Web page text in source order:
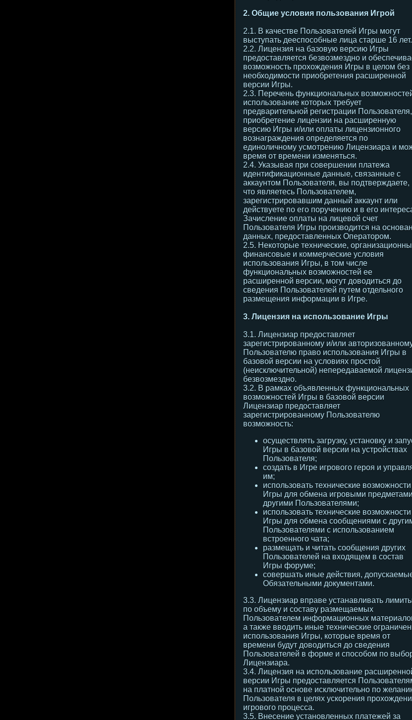
2. Общие условия пользования Игрой
2.1. В качестве Пользователей Игры могут
выступать дееспособные лица старше 16 лет.
2.2. Лицензия на базовую версию Игры
предоставляется безвозмездно и
возможность прохождения Игры в целом без
необходимости приобретения расширенной
версии Игры.
2.3. Перечень функциональных
использование которых требует
предварительной регистрации Пользователя,
приобретение лицензии на расширенную
версию Игры и/или оплаты лицензионного
вознаграждения определяется по
единоличному усмотрению Лицензиара и
время от времени изменяться.
2.4. Указывая при совершении платежа
идентификационные данные, связанные с
аккаунтом Пользователя, вы подтверждаете,
что являетесь Пользователем,
зарегистрировавшим данный аккаунт или
действуете по его поручению и в его
Зачисление оплаты на лицевой счет
Пользователя Игры производится на
данных, предоставленных Оператором.
2.5. Некоторые технические,
финансовые и коммерческие условия
использования Игры, в том числе
функциональных возможностей ее
расширенной версии, могут доводиться до
сведения Пользователей путем отдельного
размещения информации в Игре.
3. Лицензия на использование Игры
3.1. Лицензиар предоставляет
зарегистрированному и/или
Пользователю право использования Игры в
базовой версии на условиях простой
(неисключительной) непередаваемой
безвозмездно.
3.2. В рамках объявленных функциональных
возможностей Игры в базовой версии
Лицензиар предоставляет
зарегистрированному Пользователю
возможность:
осуществлять загрузку, установку и
Игры в базовой версии на устройствах
Пользователя;
создать в Игре игрового героя и
им;
использовать технические возможности
Игры для обмена игровыми
другими Пользователями;
использовать технические возможности
Игры для обмена сообщениями с
Пользователями с использованием
встроенного чата;
размещать и читать сообщения других
Пользователей на входящем в состав
Игры форуме;
совершать иные действия,
Обязательными документами.
3.3. Лицензиар вправе устанавливать
по объему и составу размещаемых
Пользователем информационных
а также вводить иные технические
использования Игры, которые время от
времени будут доводиться до сведения
Пользователей в форме и способом по
Лицензиара.
3.4. Лицензия на использование
версии Игры предоставляется
на платной основе исключительно по
Пользователя в целях ускорения
игрового процесса.
3.5. Внесение установленных платежей за